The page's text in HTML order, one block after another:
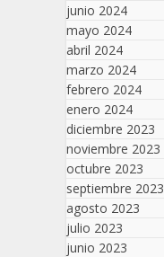
junio 2024
mayo 2024
abril 2024
marzo 2024
febrero 2024
enero 2024
diciembre 2023
noviembre 2023
octubre 2023
septiembre 2023
agosto 2023
julio 2023
junio 2023